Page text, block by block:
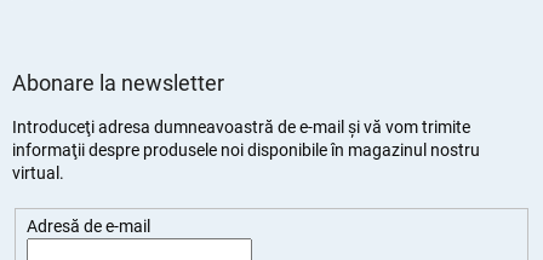
Abonare la newsletter
Introduceţi adresa dumneavoastră de e-mail şi vă vom trimite
informaţii despre produsele noi disponibile în magazinul nostru
virtual.
Adresă de e-mail